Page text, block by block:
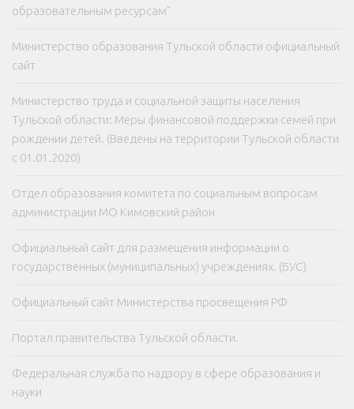
образовательным ресурсам"
Министерство образования Тульской области официальный
сайт
Министерство труда и социальной защиты населения
Тульской области: Меры финансовой поддержки семей при
рождении детей. (Введены на территории Тульской области
с 01.01.2020)
Отдел образования комитета по социальным вопросам
администрации МО Кимовский район
Официальный сайт для размещения информации о
государственных (муниципальных) учреждениях. (БУС)
Официальный сайт Министерства просвещения РФ
Портал правительства Тульской области.
Федеральная служба по надзору в сфере образования и
науки